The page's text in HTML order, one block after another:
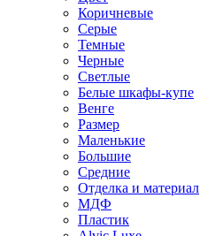
Коричневые
Серые
Темные
Черные
Светлые
Белые шкафы-купе
Венге
Размер
Маленькие
Большие
Средние
Отделка и материал
МДФ
Пластик